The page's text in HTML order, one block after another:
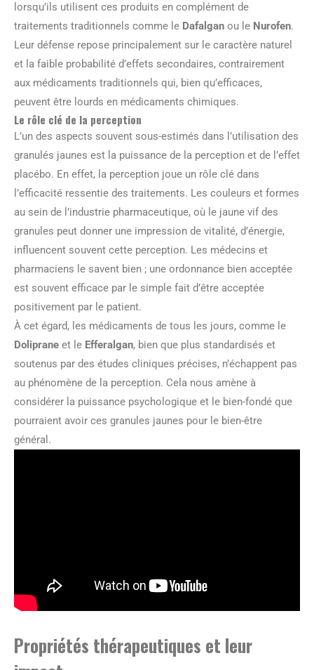
lorsqu’ils utilisent ces produits en complément de
traitements traditionnels comme le Dafalgan ou le Nurofen.
Leur défense repose principalement sur le caractère naturel
et la faible probabilité d’effets secondaires, contrairement
aux médicaments traditionnels qui, bien qu’efficaces,
peuvent être lourds en médicaments chimiques.
Le rôle clé de la perception
L’un des aspects souvent sous-estimés dans l’utilisation des
granulés jaunes est la puissance de la perception et de l’effet
placébo. En effet, la perception joue un rôle clé dans
l’efficacité ressentie des traitements. Les couleurs et formes
au sein de l’industrie pharmaceutique, où le jaune vif des
granules peut donner une impression de vitalité, d’énergie,
influencent souvent cette perception. Les médecins et
pharmaciens le savent bien ; une ordonnance bien acceptée
est souvent efficace par le simple fait d’être acceptée
positivement par le patient.
À cet égard, les médicaments de tous les jours, comme le
Doliprane et le Efferalgan, bien que plus standardisés et
soutenus par des études cliniques précises, n’échappent pas
au phénomène de la perception. Cela nous amène à
considérer la puissance psychologique et le bien-fondé que
pourraient avoir ces granules jaunes pour le bien-être
général.
Propriétés thérapeutiques et leur